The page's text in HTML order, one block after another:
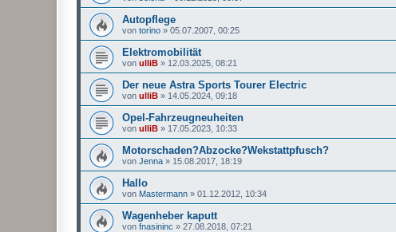
Autopflege
von torino » 05.07.2007, 00:25
Elektromobilität
von ulliB » 12.03.2025, 08:21
Der neue Astra Sports Tourer Electric
von ulliB » 14.05.2024, 09:18
Opel-Fahrzeugneuheiten
von ulliB » 17.05.2023, 10:33
Motorschaden?Abzocke?Wekstattpfusch?
von Jenna » 15.08.2017, 18:19
Hallo
von Mastermann » 01.12.2012, 10:34
Wagenheber kaputt
von fnasininc » 27.08.2018, 07:21